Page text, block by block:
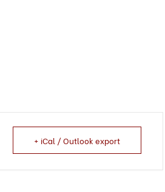
+ iCal / Outlook export